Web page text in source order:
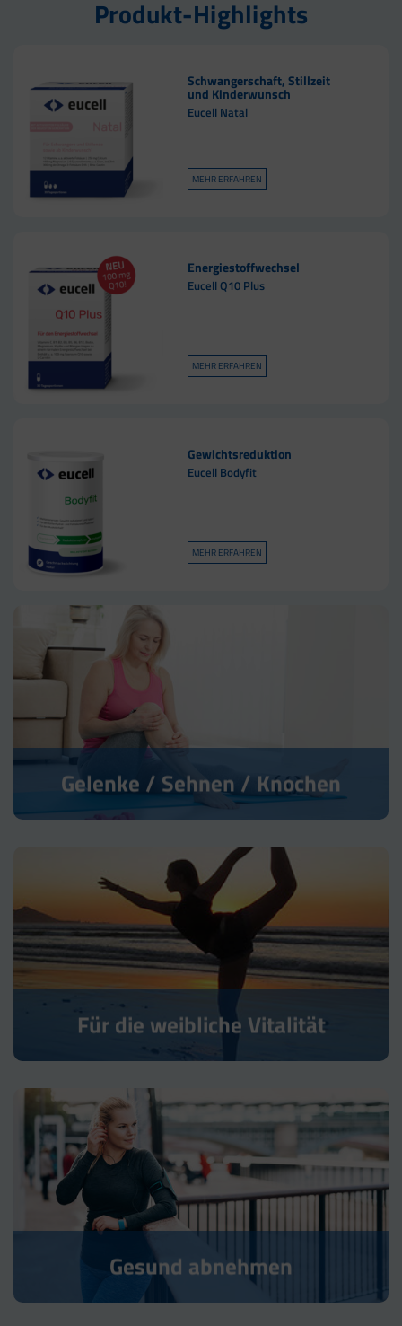
Produkt-Highlights
Schwangerschaft, Stillzeit
und Kinderwunsch
Eucell Natal
MEHR ERFAHREN
Energiestoffwechsel
Eucell Q10 Plus
MEHR ERFAHREN
Gewichtsreduktion
Eucell Bodyfit
MEHR ERFAHREN
Gelenke / Sehnen / Knochen
Für die weibliche Vitalität
Gesund abnehmen